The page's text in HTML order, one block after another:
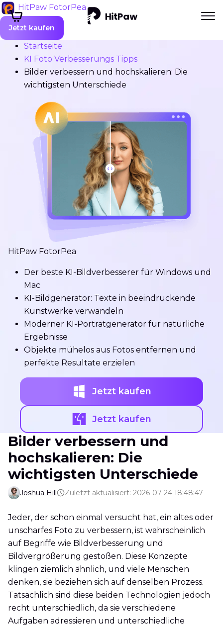
HitPaw FotorPea
Jetzt kaufen
Startseite
KI Foto Verbesserungs Tipps
Bilder verbessern und hochskalieren: Die
wichtigsten Unterschiede
HitPaw FotorPea
Der beste KI-Bildverbesserer für Windows und
Mac
KI-Bildgenerator: Texte in beeindruckende
Kunstwerke verwandeln
Moderner KI-Porträtgenerator für natürliche
Ergebnisse
Objekte mühelos aus Fotos entfernen und
perfekte Resultate erzielen
Jetzt kaufen
Jetzt kaufen
Bilder verbessern und
hochskalieren: Die
wichtigsten Unterschiede
Joshua Hill Zuletzt aktualisiert: 2026-07-24 18:48:47
Jeder, der schon einmal versucht hat, ein altes oder
unscharfes Foto zu verbessern, ist wahrscheinlich
auf Begriffe wie Bildverbesserung und
Bildvergrößerung gestoßen. Diese Konzepte
klingen ziemlich ähnlich, und viele Menschen
denken, sie beziehen sich auf denselben Prozess.
Tatsächlich sind diese beiden Technologien jedoch
recht unterschiedlich, da sie verschiedene
Aufgaben adressieren und unterschiedliche